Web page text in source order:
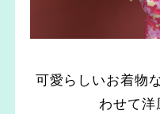
可愛らしいお着物
わせて洋